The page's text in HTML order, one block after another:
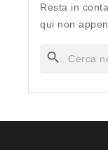
Resta in
qui non
search